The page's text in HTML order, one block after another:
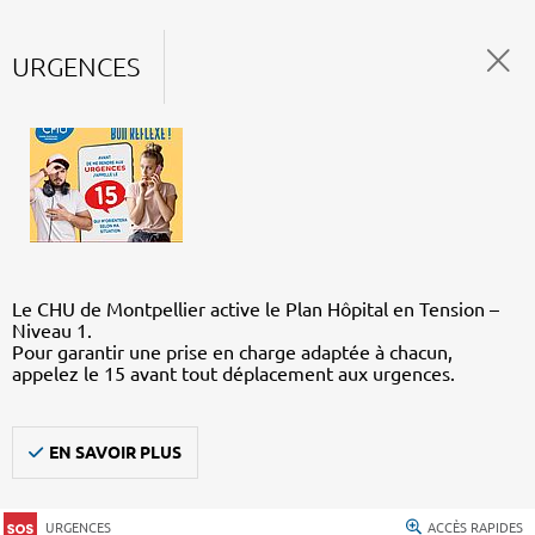
URGENCES
Le CHU de Montpellier active le Plan Hôpital en Tension –
Niveau 1.
Pour garantir une prise en charge adaptée à chacun,
appelez le 15 avant tout déplacement aux urgences.
EN SAVOIR PLUS
URGENCES ACCÈS RAPIDES